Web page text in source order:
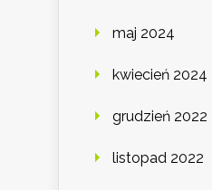
maj 2024
kwiecień 2024
grudzień 2022
listopad 2022